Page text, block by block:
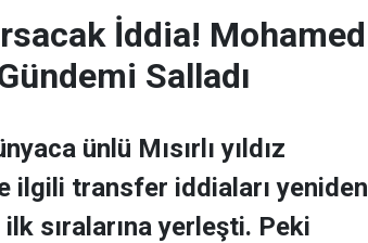
İddia! Mohamed
Salladı
ünlü Mısırlı yıldız
ilgili transfer iddiaları yeniden
sıralarına yerleşti. Peki